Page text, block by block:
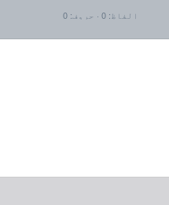
الفاظ:
0
· حروف :
0